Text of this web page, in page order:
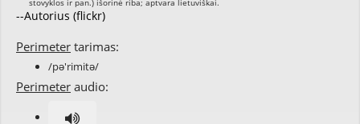
--Autorius (flickr)
Perimeter tarimas:
/pə'rimitə/
Perimeter audio: